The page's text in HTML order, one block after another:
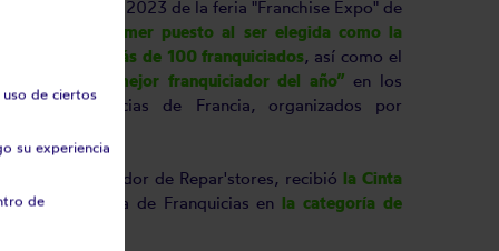
la edición 2023 de la feria "Franchise Expo" de
el primer puesto al ser elegida como la
Francia con más de 100 franquiciados, así como el
“mejor franquiciador del año” en los
Franquicias de Francia, organizados por
cofundador de Repar'stores, recibió la Cinta
Francesa de Franquicias en la categoría de
de ciertos
su experiencia
de